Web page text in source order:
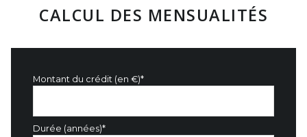
CALCUL DES MENSUALITÉS
Montant du crédit (en €)*
Durée (années)*